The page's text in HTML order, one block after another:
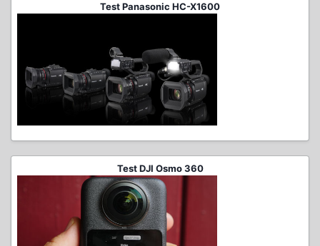
Test Panasonic HC-X1600
Test DJI Osmo 360